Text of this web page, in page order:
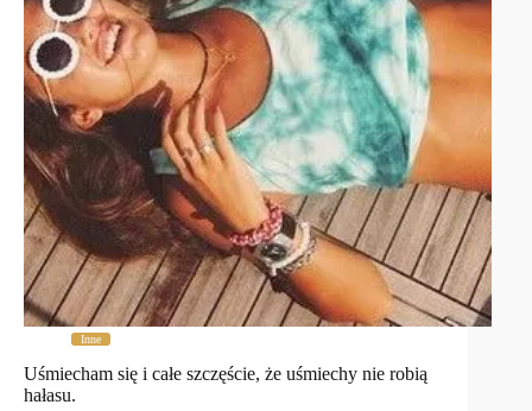
Inne
Uśmiecham się i całe szczęście, że uśmiechy nie robią
hałasu.